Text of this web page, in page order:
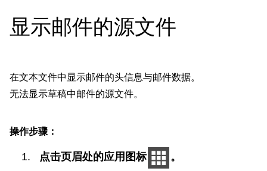
显示邮件的源文件
在文本文件中显示邮件的头信息与邮件数据。
无法显示草稿中邮件的源文件。
操作步骤：
点击页眉处的应用图标 。